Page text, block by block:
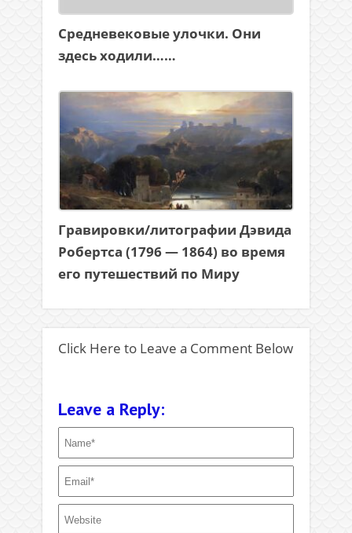
Средневековые улочки. Они
здесь ходили……
Гравировки/литографии Дэвида
Робертса (1796 — 1864) во время
его путешествий по Миру
Click Here to Leave a Comment Below
Leave a Reply: